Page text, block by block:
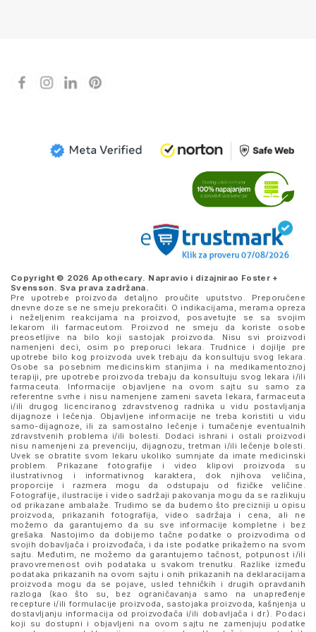
Copyright © 2026 Apothecary. Napravio i dizajnirao Foster +
Svensson. Sva prava zadržana.
Pre upotrebe proizvoda detaljno proučite uputstvo. Preporučene
dnevne doze se ne smeju prekoračiti. O indikacijama, merama opreza
i neželjenim reakcijama na proizvod, posavetujte se sa svojim
lekarom ili farmaceutom. Proizvod ne smeju da koriste osobe
preosetljive na bilo koji sastojak proizvoda. Nisu svi proizvodi
namenjeni deci, osim po preporuci lekara. Trudnice i dojilje pre
upotrebe bilo kog proizvoda uvek trebaju da konsultuju svog lekara.
Osobe sa posebnim medicinskim stanjima i na medikamentoznoj
terapiji, pre upotrebe proizvoda trebaju da konsultuju svog lekara i/ili
farmaceuta. Informacije objavljene na ovom sajtu su samo za
referentne svrhe i nisu namenjene zameni saveta lekara, farmaceuta
i/ili drugog licenciranog zdravstvenog radnika u vidu postavljanja
dijagnoze i lečenja. Objavljene informacije ne treba koristiti u vidu
samo-dijagnoze, ili za samostalno lečenje i tumačenje eventualnih
zdravstvenih problema i/ili bolesti. Dodaci ishrani i ostali proizvodi
nisu namenjeni za prevenciju, dijagnozu, tretman i/ili lečenje bolesti.
Uvek se obratite svom lekaru ukoliko sumnjate da imate medicinski
problem. Prikazane fotografije i video klipovi proizvoda su
ilustrativnog i informativnog karaktera, dok njihova veličina,
proporcije i razmera mogu da odstupaju od fizičke veličine.
Fotografije, ilustracije i video sadržaji pakovanja mogu da se razlikuju
od prikazane ambalaže. Trudimo se da budemo što precizniji u opisu
proizvoda, prikazanih fotografija, video sadržaja i cena, ali ne
možemo da garantujemo da su sve informacije kompletne i bez
grešaka. Nastojimo da dobijemo tačne podatke o proizvodima od
svojih dobavljača i proizvođača, i da iste podatke prikažemo na svom
sajtu. Međutim, ne možemo da garantujemo tačnost, potpunost i/ili
pravovremenost ovih podataka u svakom trenutku. Razlike između
podataka prikazanih na ovom sajtu i onih prikazanih na deklaracijama
proizvoda mogu da se pojave, usled tehničkih i drugih opravdanih
razloga (kao što su, bez ograničavanja samo na unapređenje
recepture i/ili formulacije proizvoda, sastojaka proizvoda, kašnjenja u
dostavljanju informacija od proizvođača i/ili dobavljača i dr.). Podaci
koji su dostupni i objavljeni na ovom sajtu ne zamenjuju podatke